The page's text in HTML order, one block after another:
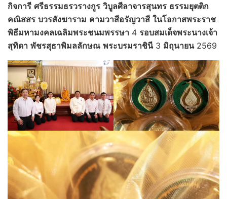
กิจการี ศรีธรรมธรวรางกูร วิบูลศีลาจารสุนทร ธรรมยุตติก
คณิสสร บวรสังฆาราม คามวาสีอรัญวาสี ในโอกาสพระราช
พิธีมหามงคลเฉลิมพระชนมพรรษา 4 รอบสมเด็จพระนางเจ้า
สุทิดา พัชรสุธาพิมลลักษณ พระบรมราชินี3 มิถุนายน2569